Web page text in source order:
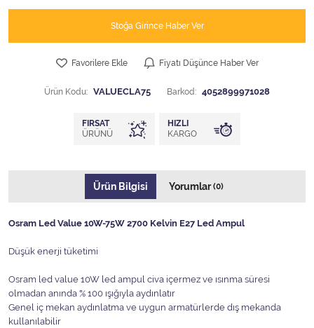
Stoğa Girince Haber Ver
Favorilere Ekle Fiyatı Düşünce Haber Ver
Ürün Kodu: VALUECLA75 Barkod: 4052899971028
FIRSAT
ÜRÜNÜ
HIZLI
KARGO
Ürün Bilgisi Yorumlar(0)
Osram Led Value 10W-75W 2700 Kelvin E27 Led Ampul
Düşük enerji tüketimi
Osram led value 10W led ampul civa içermez ve ısınma süresi
olmadan anında % 100 ışığıyla aydınlatır
Genel iç mekan aydınlatma ve uygun armatürlerde dış mekanda
kullanılabilir